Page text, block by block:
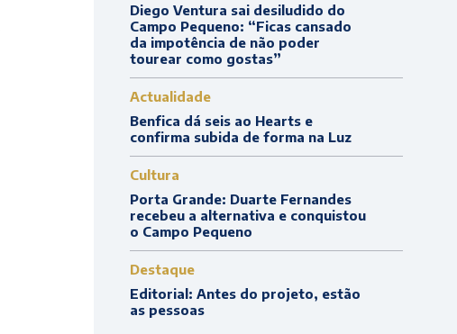
Diego Ventura sai desiludido do
Campo Pequeno: “Ficas cansado
da impotência de não poder
tourear como gostas”
Actualidade
Benfica dá seis ao Hearts e
confirma subida de forma na Luz
Cultura
Porta Grande: Duarte Fernandes
recebeu a alternativa e conquistou
o Campo Pequeno
Destaque
Editorial: Antes do projeto, estão
as pessoas